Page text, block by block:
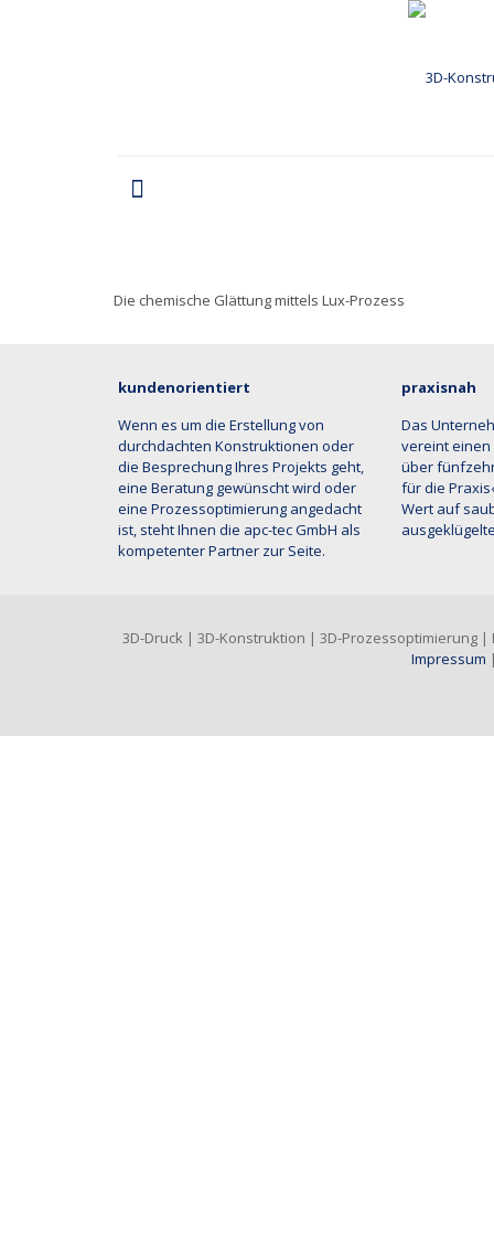
Die chemische Glättung mittels Lux-Prozess
kundenorientiert
Wenn es um die Erstellung von
durchdachten Konstruktionen oder
die Besprechung Ihres Projekts geht,
eine Beratung gewünscht wird oder
eine Prozessoptimierung angedacht
ist, steht Ihnen die apc-tec GmbH als
kompetenter Partner zur Seite.
praxisnah
Das
vereint
über
für die
Wert auf
3D-Druck | 3D-Konstruktion | 3D-Prozessoptimierung
Impressum